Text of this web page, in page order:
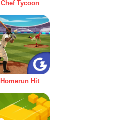
Chef Tycoon
Homerun Hit